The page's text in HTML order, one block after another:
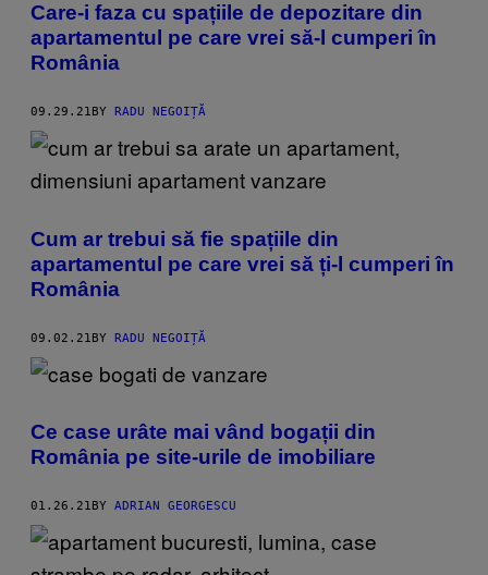
Care-i faza cu spațiile de depozitare din
apartamentul pe care vrei să-l cumperi în
România
09.29.21BY RADU NEGOIȚĂ
Cum ar trebui să fie spațiile din
apartamentul pe care vrei să ți-l cumperi în
România
09.02.21 BY RADU NEGOIȚĂ
Ce case urâte mai vând bogații din
România pe site-urile de imobiliare
01.26.21 BY ADRIAN GEORGESCU